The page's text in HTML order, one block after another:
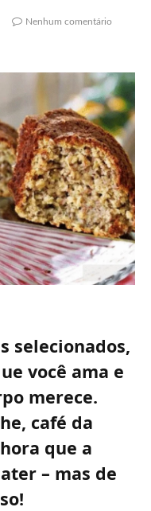
Nenhum comentário
selecionados,
você ama e
merece.
café da
que a
– mas de